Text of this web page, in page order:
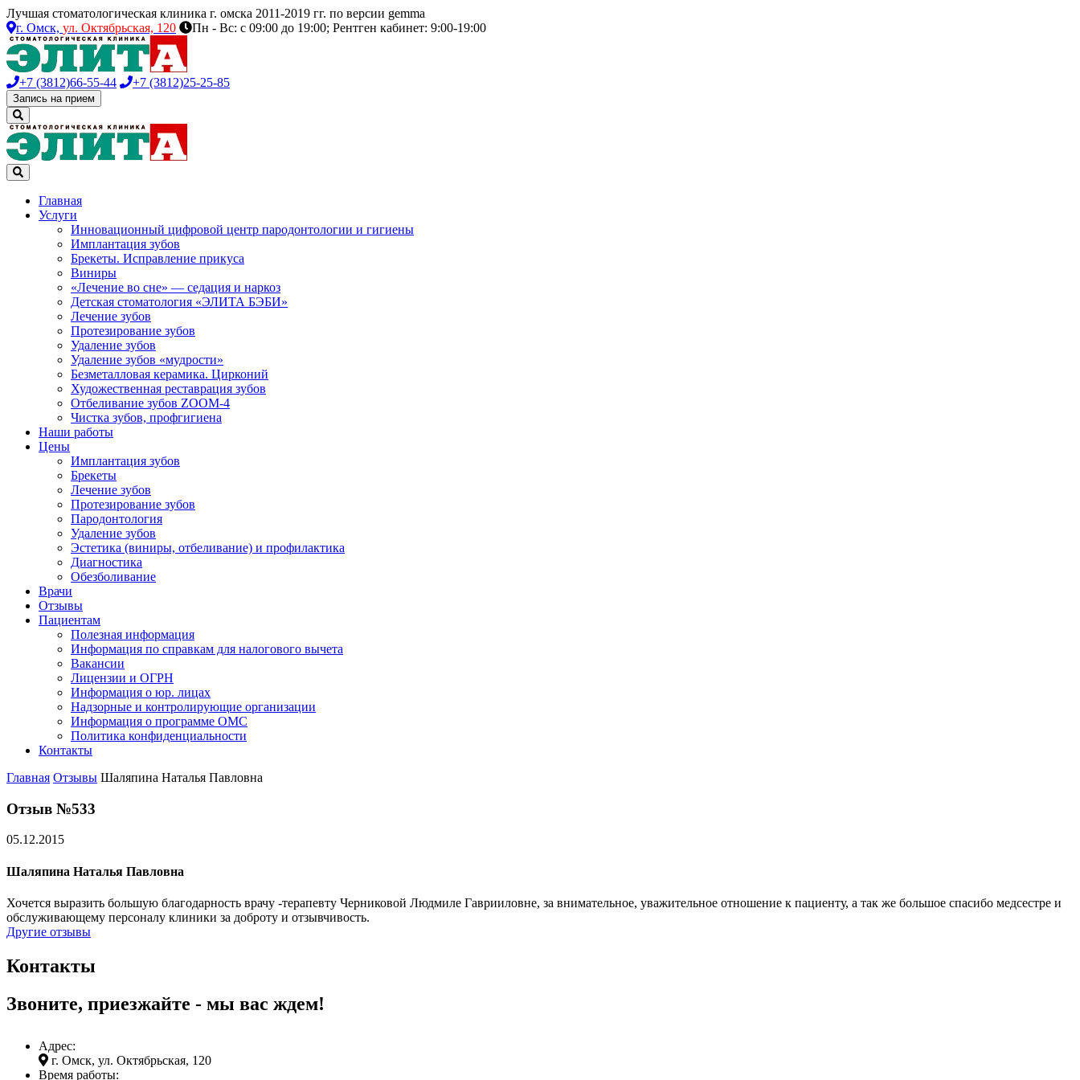
Лучшая стоматологическая клиника г. омска 2011-2019 гг. по версии gemma
г. Омск, ул. Октябрьская, 120 Пн - Вс: с 09:00 до 19:00; Рентген кабинет: 9:00-19:00
+7 (3812)66-55-44 +7 (3812)25-25-85
Запись на прием
Главная
Услуги
Инновационный цифровой центр пародонтологии и гигиены
Имплантация зубов
Брекеты. Исправление прикуса
Виниры
«Лечение во сне» — седация и наркоз
Детская стоматология «ЭЛИТА БЭБИ»
Лечение зубов
Протезирование зубов
Удаление зубов
Удаление зубов «мудрости»
Безметалловая керамика. Цирконий
Художественная реставрация зубов
Отбеливание зубов ZOOM-4
Чистка зубов, профгигиена
Наши работы
Цены
Имплантация зубов
Брекеты
Лечение зубов
Протезирование зубов
Пародонтология
Удаление зубов
Эстетика (виниры, отбеливание) и профилактика
Диагностика
Обезболивание
Врачи
Отзывы
Пациентам
Полезная информация
Информация по справкам для налогового вычета
Вакансии
Лицензии и ОГРН
Информация о юр. лицах
Надзорные и контролирующие организации
Информация о программе ОМС
Политика конфиденциальности
Контакты
Главная Отзывы Шаляпина Наталья Павловна
Отзыв №533
05.12.2015
Шаляпина Наталья Павловна
Хочется выразить большую благодарность врачу -терапевту Черниковой Людмиле Гаврииловне, за внимательное, уважительное отношение к пациенту, а так же большое спасибо медсестре и
обслуживающему персоналу клиники за доброту и отзывчивость.
Другие отзывы
Контакты
Звоните, приезжайте - мы вас ждем!
Адрес:
г. Омск, ул. Октябрьская, 120
Время работы: